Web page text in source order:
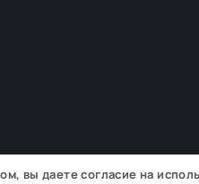
вы даете согласие на